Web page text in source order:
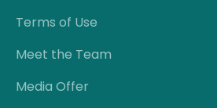
Terms of Use
Meet the Team
Media Offer